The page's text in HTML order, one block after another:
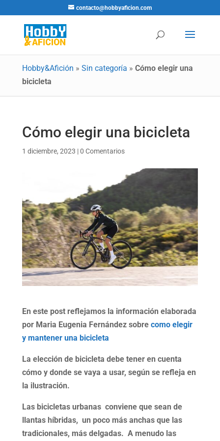
contacto@hobbyaficion.com
Hobby&Afición » Sin categoría » Cómo elegir una
bicicleta
Cómo elegir una bicicleta
1 diciembre, 2023 |0 Comentarios
En este post reflejamos la información elaborada
por Maria Eugenia Fernández sobre como elegir
y mantener una bicicleta
La elección de bicicleta debe tener en cuenta
cómo y donde se vaya a usar, según se refleja en
la ilustración.
Las bicicletas urbanas conviene que sean de
llantas híbridas, un poco más anchas que las
tradicionales, más delgadas. A menudo las